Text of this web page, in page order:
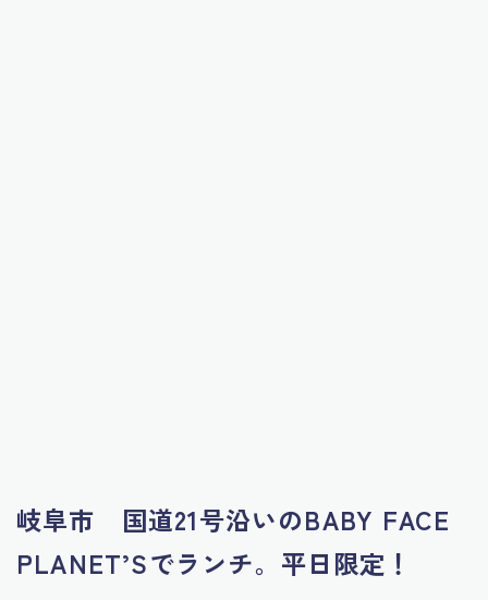
岐阜市 国道21号沿いのBABY FACE
PLANET’Sでランチ。平日限定！